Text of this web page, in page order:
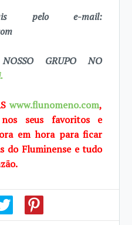
pelo e-mail:
GRUPO NO
www.flunomeno.com,
seus favoritos e
em hora para ficar
do Fluminense e tudo